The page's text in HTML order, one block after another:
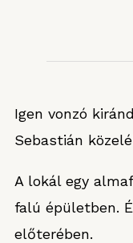
Igen vonzó
Sebastián
A lokál egy
falú épületben.
előterében.